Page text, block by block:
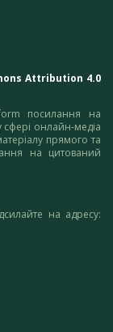
Attribution 4.0
посилання на
сфері онлайн-медіа
прямого та
на цитований
на адресу: